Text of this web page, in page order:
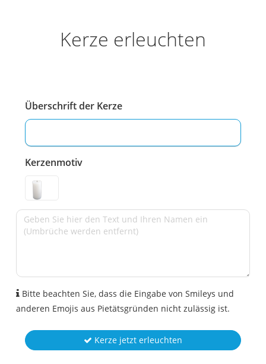
Kerze erleuchten
Überschrift der Kerze
Kerzenmotiv
Bitte beachten Sie, dass die Eingabe von Smileys und
anderen Emojis aus Pietätsgründen nicht zulässig ist.
Kerze jetzt erleuchten